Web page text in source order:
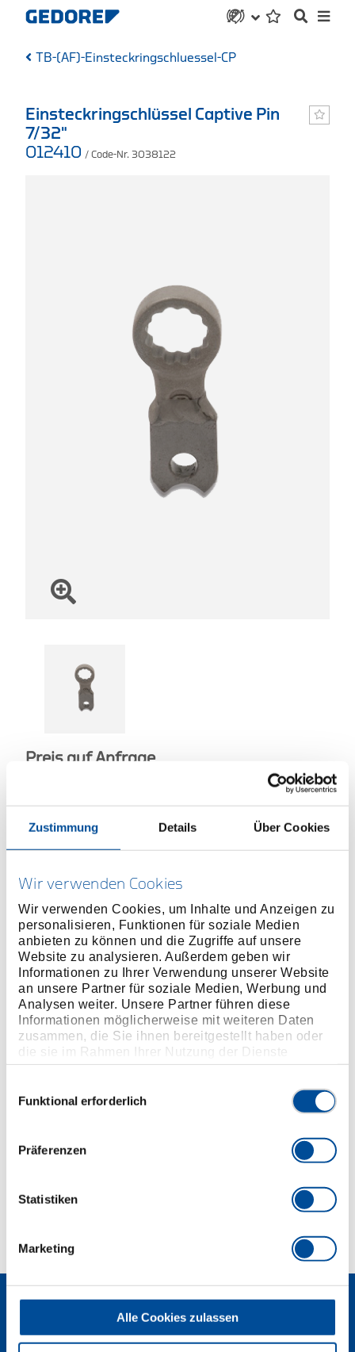
Zustimmung Details Über Cookies
Wir verwenden Cookies
Wir verwenden Cookies, um Inhalte und Anzeigen zu
personalisieren, Funktionen für soziale Medien
anbieten zu können und die Zugriffe auf unsere
Website zu analysieren. Außerdem geben wir
Informationen zu Ihrer Verwendung unserer Website
an unsere Partner für soziale Medien, Werbung und
Analysen weiter. Unsere Partner führen diese
Informationen möglicherweise mit weiteren Daten
zusammen, die Sie ihnen bereitgestellt haben oder
die sie im Rahmen Ihrer Nutzung der Dienste
gesammelt haben. Unsere vollständige
Funktional erforderlich
Präferenzen
Statistiken
Marketing
Alle Cookies zulassen
TB-(AF)-Einsteckringschluessel-CP
Einsteckringschlüssel Captive Pin
7/32"
012410 / Code-Nr. 3038122
Preis auf Anfrage
ONLINE KAUFEN
HÄNDLER FINDEN
Produktlinie EAN0701698907014
Produktbeschreibung
Für schwer zugängliche Schraubstellen
Chrom-Vanadium-Stahl